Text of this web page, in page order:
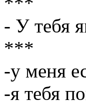
- У тебя
***
-у меня
-я тебя